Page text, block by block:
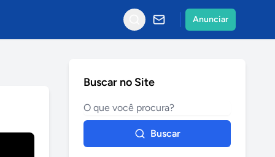
Anunciar
Buscar no Site
Buscar